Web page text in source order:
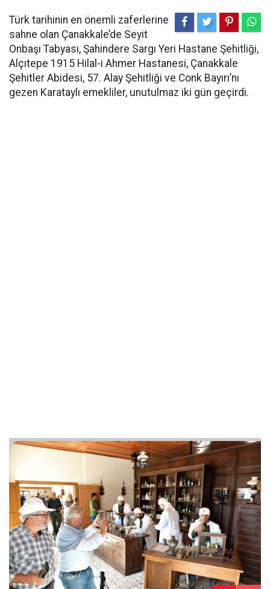
Türk tarihinin en önemli zaferlerine
sahne olan Çanakkale’de Seyit
Onbaşı Tabyası, Şahindere Sargı Yeri Hastane Şehitliği,
Alçıtepe 1915 Hilal-i Ahmer Hastanesi, Çanakkale
Şehitler Abidesi, 57. Alay Şehitliği ve Conk Bayırı’nı
gezen Karataylı emekliler, unutulmaz iki gün geçirdi.